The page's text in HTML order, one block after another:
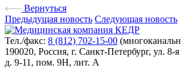
Вернуться
Предыдущая новость Следующая новость
Тел./факс: 8 (812) 702-15-00
190020, Россия, г. Санкт-Петербург, ул. 8-
д. 9-11, пом. 9Н, лит. А